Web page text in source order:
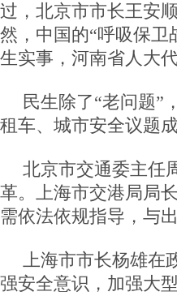
过，北京市市长王安
然，中国的“呼吸保卫
生实事，河南省人大
民生除了“老问题”
租车、城市安全议题
北京市交通委主任
革。上海市交港局局
需依法依规指导，与
上海市市长杨雄在
强安全意识，加强大